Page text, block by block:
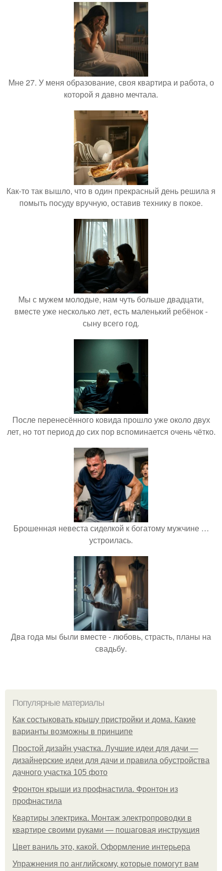
Мне 27. У меня образование, своя квартира и работа, о
которой я давно мечтала.
Как-то так вышло, что в один прекрасный день решила я
помыть посуду вручную, оставив технику в покое.
Мы с мужем молодые, нам чуть больше двадцати,
вместе уже несколько лет, есть маленький ребёнок -
сыну всего год.
После перенесённого ковида прошло уже около двух
лет, но тот период до сих пор вспоминается очень чётко.
Брошенная невеста сиделкой к богатому мужчине …
устроилась.
Два года мы были вместе - любовь, страсть, планы на
свадьбу.
Популярные материалы
Как состыковать крышу пристройки и дома. Какие
варианты возможны в принципе
Простой дизайн участка. Лучшие идеи для дачи —
дизайнерские идеи для дачи и правила обустройства
дачного участка 105 фото
Фронтон крыши из профнастила. Фронтон из
профнастила
Квартиры электрика. Монтаж электропроводки в
квартире своими руками — пошаговая инструкция
Цвет ваниль это, какой. Оформление интерьера
Упражнения по английскому, которые помогут вам